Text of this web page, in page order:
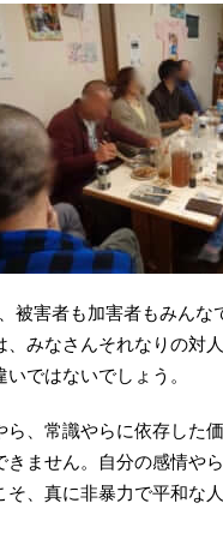
被害者も加害者もみん
みなさんそれなりの対
ではないでしょう。
ら、常識やらに依存した
きません。自分の感情や
、真に非暴力で平和な